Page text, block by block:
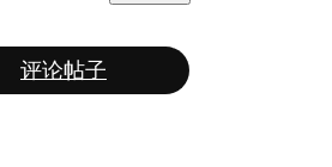
评论帖子